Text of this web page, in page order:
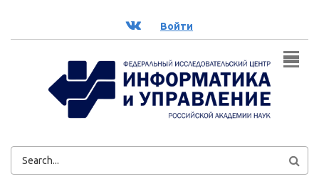
ВК Войти
ФОРМА